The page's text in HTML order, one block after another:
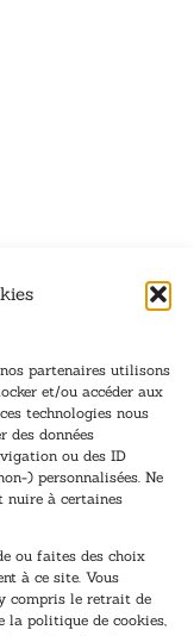
partenaires utilisons
et/ou accéder aux
technologies nous
des données
ou des ID
) personnalisées. Ne
nuire à certaines
ou faites des choix
à ce site. Vous
compris le retrait de
la politique de cookies,
recevez nos
!